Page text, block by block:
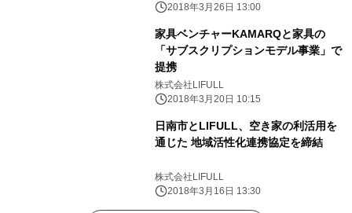
2018年3月26日 13:00
家具ベンチャーKAMARQと家具の
「サブスクリプションモデル事業」で
提携
株式会社LIFULL
2018年3月20日 10:15
日南市とLIFULL、空き家の利活用を
通じた 地域活性化連携協定を締結
株式会社LIFULL
2018年3月16日 13:30